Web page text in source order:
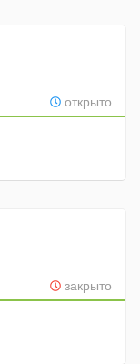
открыто
закрыто